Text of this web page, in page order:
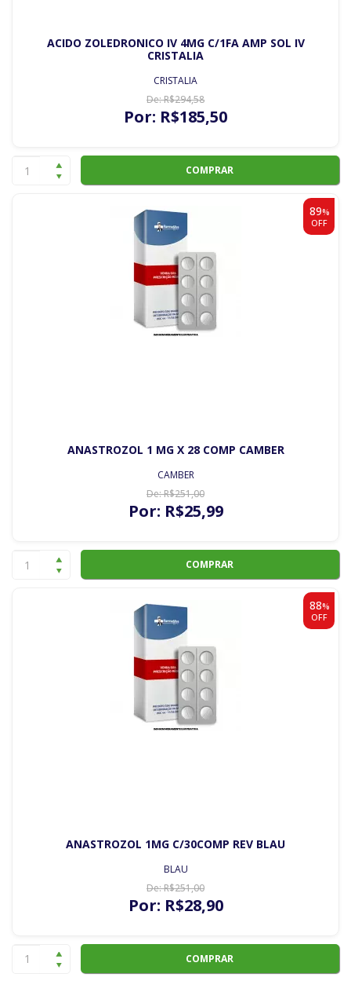
ACIDO ZOLEDRONICO IV 4MG C/1FA AMP SOL IV
CRISTALIA
CRISTALIA
De:R$294,58
Por: R$185,50
COMPRAR
89%
OFF
ANASTROZOL 1 MG X 28 COMP CAMBER
CAMBER
De:R$251,00
Por: R$25,99
COMPRAR
88%
OFF
ANASTROZOL 1MG C/30COMP REV BLAU
BLAU
De:R$251,00
Por: R$28,90
COMPRAR